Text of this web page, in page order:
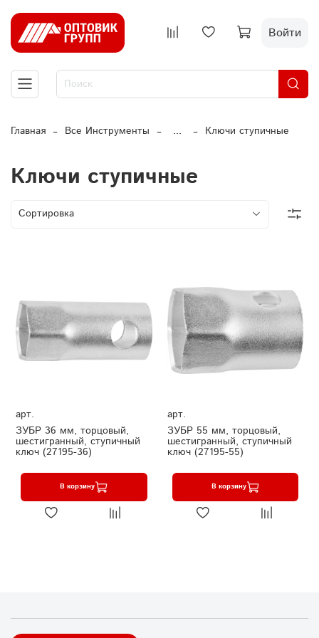
Войти
Главная Все Инструменты ... Ключи ступичные
Ключи ступичные
арт.
ЗУБР 36 мм, торцовый,
шестигранный, ступичный
ключ (27195-36)
В корзину
арт.
ЗУБР 55 мм, торцовый,
шестигранный, ступичный
ключ (27195-55)
В корзину